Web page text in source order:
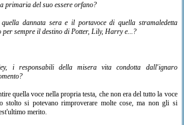
primaria del suo essere orfano?
dannata sera e il portavoce di quella stramaledetta
per sempre il destino di Potter, Lily, Harry e...?
i responsabili della misera vita condotta dall'ignaro
quella voce nella propria testa, che non era del tutto la voce
stolto si potevano rimproverare molte cose, ma non gli si
merito.